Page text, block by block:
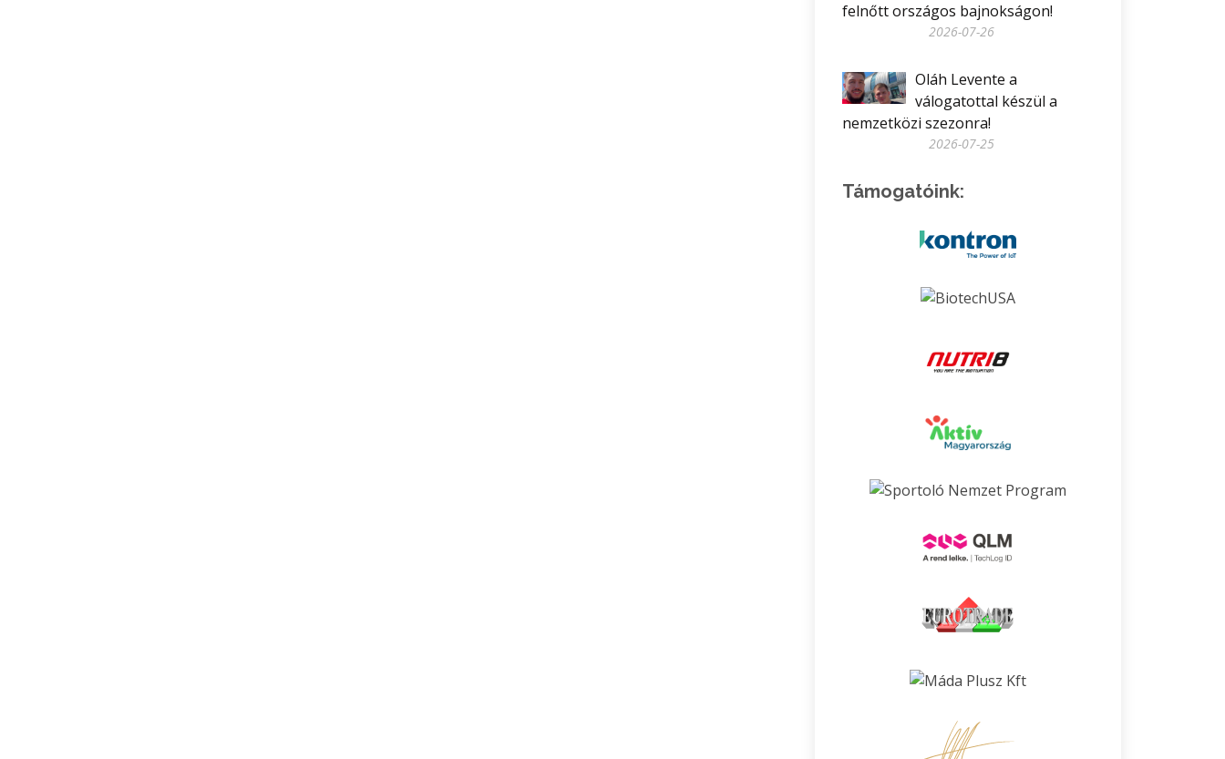
felnőtt országos bajnokságon!
2026-07-26
Oláh Levente a
válogatottal készül a
nemzetközi szezonra!
2026-07-25
Támogatóink: